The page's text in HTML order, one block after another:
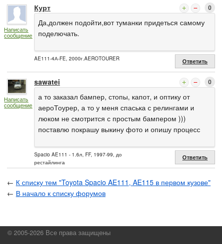
Написать
сообщение
Курт 0
Да,должен подойти,вот туманки придеться самому
поделючать.
AE111-4А-FE, 2000г.AEROTOURER Ответить
Написать
сообщение
sawatei 0
а то заказал бампер, стопы, капот, и оптику от
аероТоурер, а то у меня спаська с релингами и
люком не смотрится с простым бампером )))
поставлю покрашу выкину фото и опишу процесс
Spacio AE111 - 1.6л, FF, 1997-99, до
рестайлинга
Ответить
← К списку тем "Toyota Spacio AE111, AE115 в первом кузове"
← В начало к списку форумов
© 2005-2026 Все права защищены